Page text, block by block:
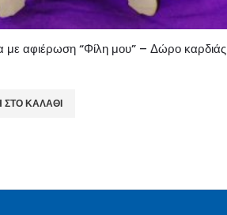
με αφιέρωση “Φίλη μου” – Δώρο καρδιάς
ΚΑΛΆΘΙ